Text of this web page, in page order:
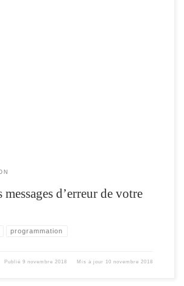
messages d’erreur de votre
programmation
Publié9 novembre 2018 Mis à jour 10 novembre 2018